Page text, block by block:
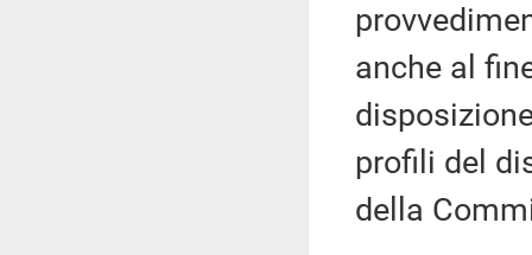
anche al
profili del
della